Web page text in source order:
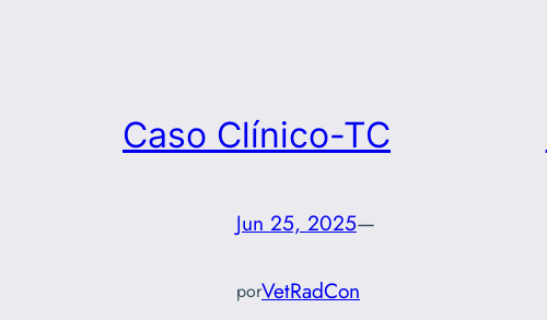
Caso Clínico-TC
Jun 25, 2025—
porVetRadCon